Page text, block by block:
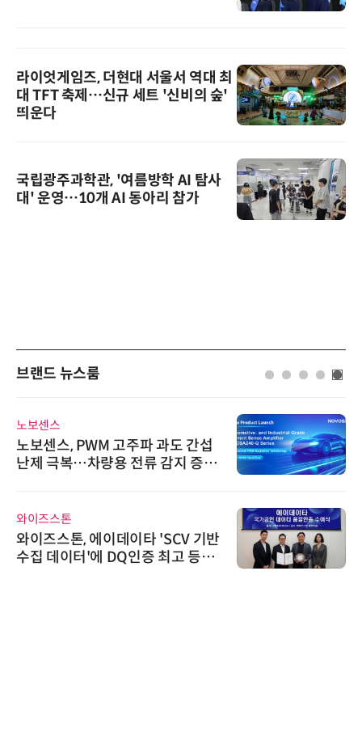
라이엇게임즈, 더현대 서울서 역대 최
대 TFT 축제…신규 세트 '신비의 숲'
띄운다
국립광주과학관, '여름방학 AI 탐사
대' 운영…10개 AI 동아리 참가
브랜드 뉴스룸
노보센스
노보센스, PWM 고주파 과도 간섭
난제 극복…차량용 전류 감지 증폭
와이즈스톤
와이즈스톤, 에이데이타 'SCV 기반
수집 데이터'에 DQ인증 최고 등급